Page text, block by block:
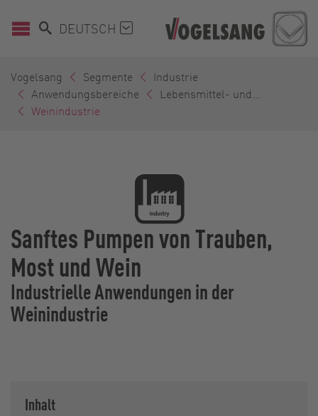
DEUTSCH
Vogelsang Segmente
Industrie
Anwendungsbereiche
Lebensmittel- und...
Weinindustrie
Sanftes Pumpen von Trauben,
Most und Wein
Industrielle Anwendungen in der
Weinindustrie
Inhalt